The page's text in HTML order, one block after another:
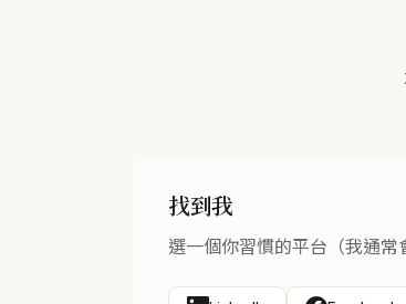
找到我
選一個你習慣的平台（我通常